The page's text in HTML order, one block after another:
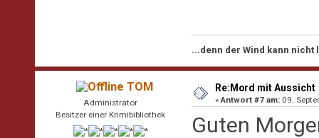
...denn der Wind kann nicht
TOM
Administrator
Besitzer einer Krimibibliothek
Re:Mord mit Aussicht
«Antwort #7 am: 09.
Guten